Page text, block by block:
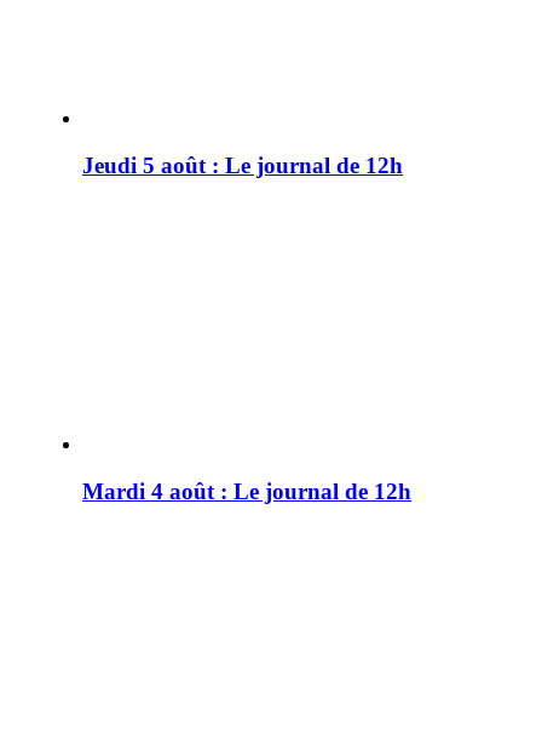
Jeudi 5 août : Le journal de 12h
Mardi 4 août : Le journal de 12h